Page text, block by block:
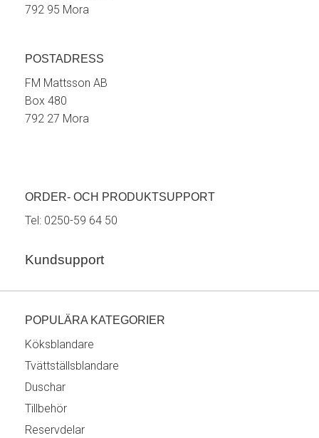
792 95 Mora
POSTADRESS
FM Mattsson AB
Box 480
792 27 Mora
ORDER- OCH PRODUKTSUPPORT
Tel: 0250-59 64 50
Kundsupport
POPULÄRA KATEGORIER
Köksblandare
Tvättställsblandare
Duschar
Tillbehör
Reservdelar